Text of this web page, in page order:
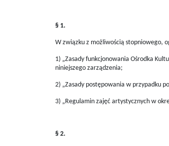
§ 1.
W związku z możliwością stopniowego,
1) „Zasady funkcjonowania Ośrodka
niniejszego zarządzenia;
2) „Zasady postępowania w przypadku
3) „Regulamin zajęć artystycznych w
§ 2.